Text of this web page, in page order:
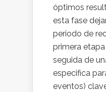
óptimos
esta fase
periodo de
primera
seguida de
especifica
eventos)